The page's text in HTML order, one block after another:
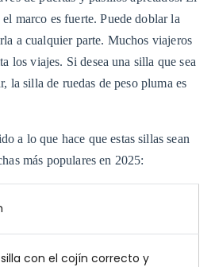
marco es fuerte. Puede doblar la
a cualquier parte. Muchos viajeros
los viajes. Si desea una silla que sea
la silla de ruedas de peso pluma es
a lo que hace que estas sillas sean
más populares en 2025:
con el cojín correcto y